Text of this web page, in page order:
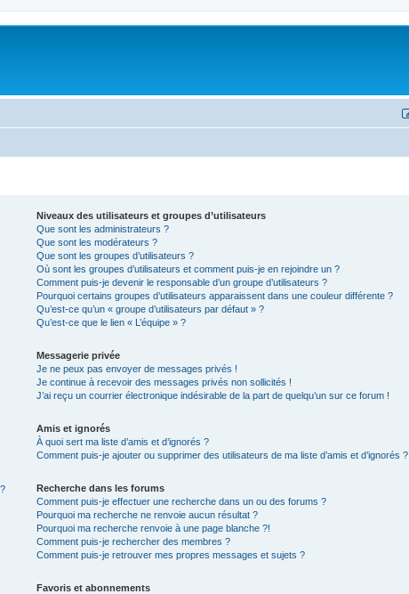
Niveaux des utilisateurs et groupes d’utilisateurs
Que sont les administrateurs ?
Que sont les modérateurs ?
Que sont les groupes d’utilisateurs ?
Où sont les groupes d’utilisateurs et comment puis-je en rejoindre un ?
Comment puis-je devenir le responsable d’un groupe d’utilisateurs ?
Pourquoi certains groupes d’utilisateurs apparaissent dans une couleur différente ?
Qu’est-ce qu’un « groupe d’utilisateurs par défaut » ?
Qu’est-ce que le lien « L’équipe » ?
Messagerie privée
Je ne peux pas envoyer de messages privés !
Je continue à recevoir des messages privés non sollicités !
J’ai reçu un courrier électronique indésirable de la part de quelqu’un sur ce forum !
Amis et ignorés
À quoi sert ma liste d’amis et d’ignorés ?
Comment puis-je ajouter ou supprimer des utilisateurs de ma liste d’amis et d’ignorés ?
Recherche dans les forums
Comment puis-je effectuer une recherche dans un ou des forums ?
Pourquoi ma recherche ne renvoie aucun résultat ?
Pourquoi ma recherche renvoie à une page blanche ?!
Comment puis-je rechercher des membres ?
Comment puis-je retrouver mes propres messages et sujets ?
Favoris et abonnements